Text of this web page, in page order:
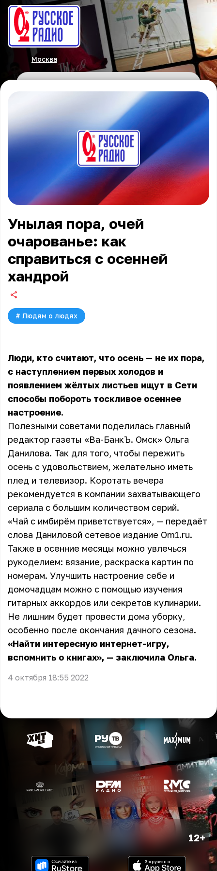
Москва
Унылая пора, очей
очарованье: как
справиться с осенней
хандрой
# Людям о людях
Люди, кто считают, что осень — не их пора,
с наступлением первых холодов и
появлением жёлтых листьев ищут в Сети
способы побороть тоскливое осеннее
настроение.
Полезными советами поделилась главный
редактор газеты «Ва-БанкЪ. Омск» Ольга
Данилова. Так для того, чтобы пережить
осень с удовольствием, желательно иметь
плед и телевизор. Коротать вечера
рекомендуется в компании захватывающего
сериала с большим количеством серий.
«Чай с имбирём приветствуется», — передаёт
слова Даниловой сетевое издание Om1.ru.
Также в осенние месяцы можно увлечься
рукоделием: вязание, раскраска картин по
номерам. Улучшить настроение себе и
домочадцам можно с помощью изучения
гитарных аккордов или секретов кулинарии.
Не лишним будет провести дома уборку,
особенно после окончания дачного сезона.
«Найти интересную интернет-игру,
вспомнить о книгах», — заключила Ольга.
4 октября 18:55 2022
12+